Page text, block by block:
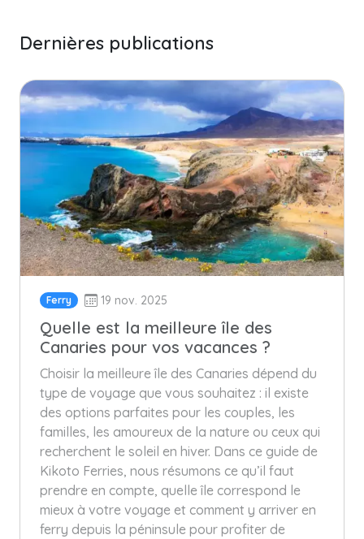
Dernières publications
Ferry 19 nov. 2025
Quelle est la meilleure île des
Canaries pour vos vacances ?
Choisir la meilleure île des Canaries dépend du
type de voyage que vous souhaitez : il existe
des options parfaites pour les couples, les
familles, les amoureux de la nature ou ceux qui
recherchent le soleil en hiver. Dans ce guide de
Kikoto Ferries, nous résumons ce qu’il faut
prendre en compte, quelle île correspond le
mieux à votre voyage et comment y arriver en
ferry depuis la péninsule pour profiter de